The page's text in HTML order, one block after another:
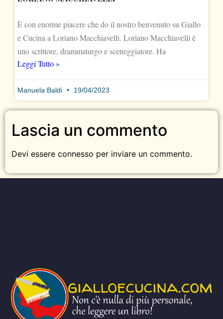
È con enorme piacere che do il nostro benvenuto su Giallo
e Cucina a Loriano Macchiavelli. Loriano Macchiavelli è
uno scrittore, drammaturgo e sceneggiatore. Ha
Leggi Tutto »
Manuela Baldi 19/04/2023
Lascia un commento
Devi essere connesso per inviare un commento.